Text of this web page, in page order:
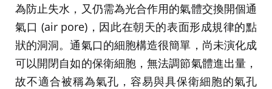
為防止失水，又仍需為光合作用的氣體交換開個通
氣口 (air pore)，因此在朝天的表面形成規律的點
狀的洞洞。通氣口的細胞構造很簡單，尚未演化成
可以開閉自如的保衛細胞，無法調節氣體進出量，
故不適合被稱為氣孔，容易與具保衛細胞的氣孔